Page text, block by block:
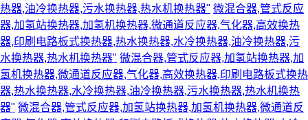
热器,油冷换热器,污水换热器,热水机换热器" 微混合器,管式反应
器,加氢站换热器,加氢机换热器,微通道反应器,气化器,高效换热
器,印刷电路板式换热器,热水换热器,水冷换热器,油冷换热器,污
水换热器,热水机换热器" 微混合器,管式反应器,加氢站换热器,加
氢机换热器,微通道反应器,气化器,高效换热器,印刷电路板式换热
器,热水换热器,水冷换热器,油冷换热器,污水换热器,热水机换热
器" 微混合器,管式反应器,加氢站换热器,加氢机换热器,微通道反